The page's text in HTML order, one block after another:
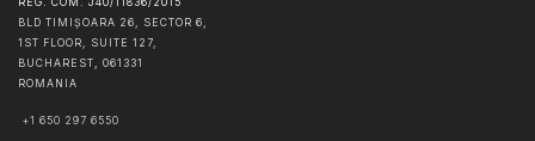
REG. COM. J40/11836/2015
BLD TIMIȘOARA 26, SECTOR 6,
1ST FLOOR, SUITE 127,
BUCHAREST, 061331
ROMANIA
+1 650 297 6550